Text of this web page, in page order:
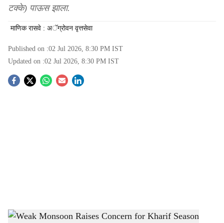
टक्के) पाऊस झाला.
माणिक रासवे : अॅग्रोवन वृत्तसेवा
Published on :02 Jul 2026, 8:30 PM IST
Updated on :02 Jul 2026, 8:30 PM IST
S
Weak Monsoon Raises Concern for Kharif Season- Agrowon